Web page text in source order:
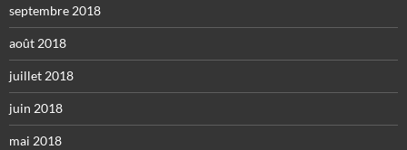
septembre 2018
août 2018
juillet 2018
juin 2018
mai 2018